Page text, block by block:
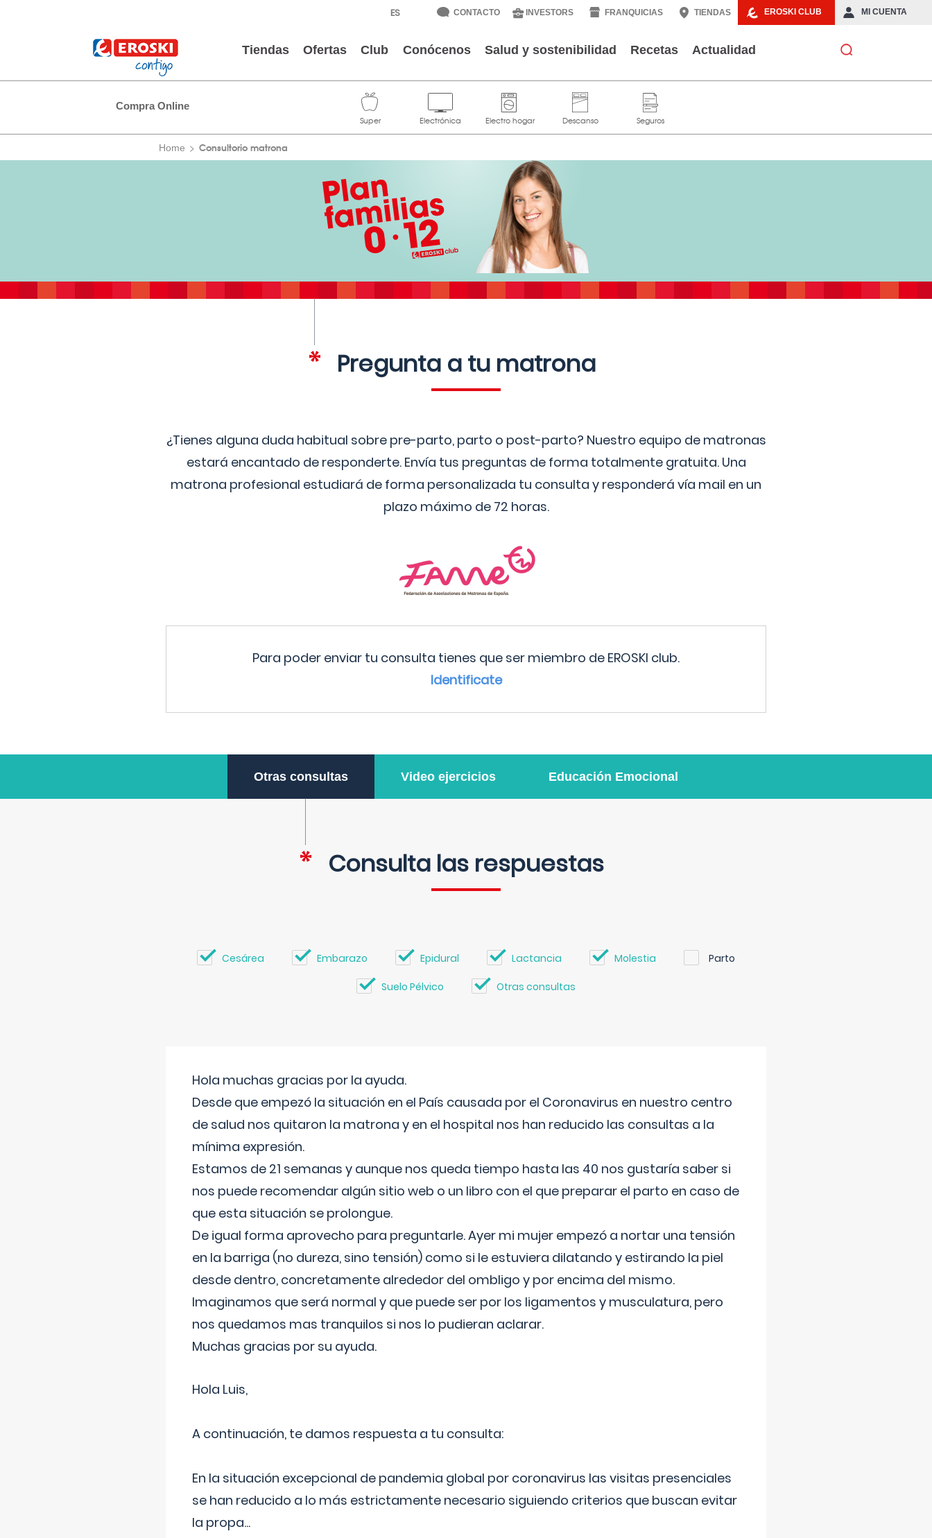
EROSKI CLUB MI CUENTA
CONTACTO INVESTORS FRANQUICIAS TIENDAS
Tiendas Ofertas Club Conócenos Salud y sostenibilidad Recetas Actualidad
Compra Online
Home Consultorio matrona
Pregunta a tu matrona
¿Tienes alguna duda habitual sobre pre-parto, parto o post-parto? Nuestro equipo de matronas
estará encantado de responderte. Envía tus preguntas de forma totalmente gratuita. Una
matrona profesional estudiará de forma personalizada tu consulta y responderá vía mail en un
plazo máximo de 72 horas.
Para poder enviar tu consulta tienes que ser miembro de EROSKI club.
Identificate
Otras consultas Video ejercicios Educación Emocional
Consulta las respuestas
Cesárea Embarazo Epidural Lactancia Molestia Parto
Suelo Pélvico Otras consultas
Hola muchas gracias por la ayuda.
Desde que empezó la situación en el País causada por el Coronavirus en nuestro centro
de salud nos quitaron la matrona y en el hospital nos han reducido las consultas a la
mínima expresión.
Estamos de 21 semanas y aunque nos queda tiempo hasta las 40 nos gustaría saber si
nos puede recomendar algún sitio web o un libro con el que preparar el parto en caso de
que esta situación se prolongue.
De igual forma aprovecho para preguntarle. Ayer mi mujer empezó a nortar una tensión
en la barriga (no dureza, sino tensión) como si le estuviera dilatando y estirando la piel
desde dentro, concretamente alrededor del ombligo y por encima del mismo.
Imaginamos que será normal y que puede ser por los ligamentos y musculatura, pero
nos quedamos mas tranquilos si nos lo pudieran aclarar.
Muchas gracias por su ayuda.
Hola Luis,
A continuación, te damos respuesta a tu consulta:
En la situación excepcional de pandemia global por coronavirus las visitas presenciales
se han reducido a lo más estrictamente necesario siguiendo criterios que buscan evitar
la propa...